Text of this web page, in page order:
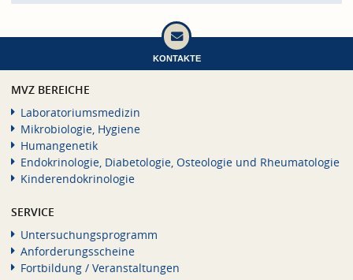
KONTAKTE
MVZ BEREICHE
Laboratoriumsmedizin
Mikrobiologie, Hygiene
Humangenetik
Endokrinologie, Diabetologie, Osteologie und Rheumatologie
Kinderendokrinologie
SERVICE
Untersuchungsprogramm
Anforderungsscheine
Fortbildung / Veranstaltungen